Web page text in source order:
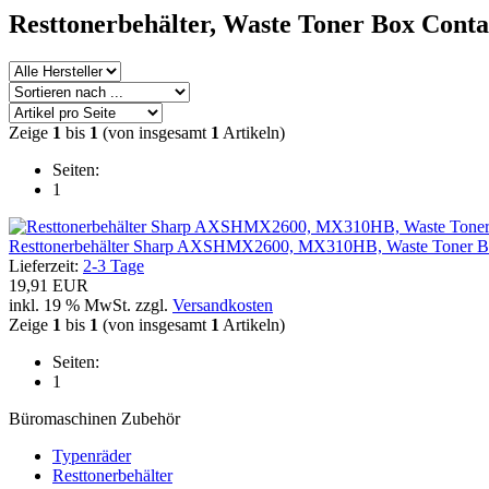
Resttonerbehälter, Waste Toner Box
Zeige 1 bis 1 (von insgesamt 1 Artikeln)
Seiten:
1
Resttonerbehälter Sharp AXSHMX2600, MX310HB, Waste Toner
Lieferzeit: 2-3 Tage
19,91 EUR
inkl. 19 % MwSt. zzgl. Versandkosten
Zeige 1 bis 1 (von insgesamt 1 Artikeln)
Seiten:
1
Büromaschinen Zubehör
Typenräder
Resttonerbehälter